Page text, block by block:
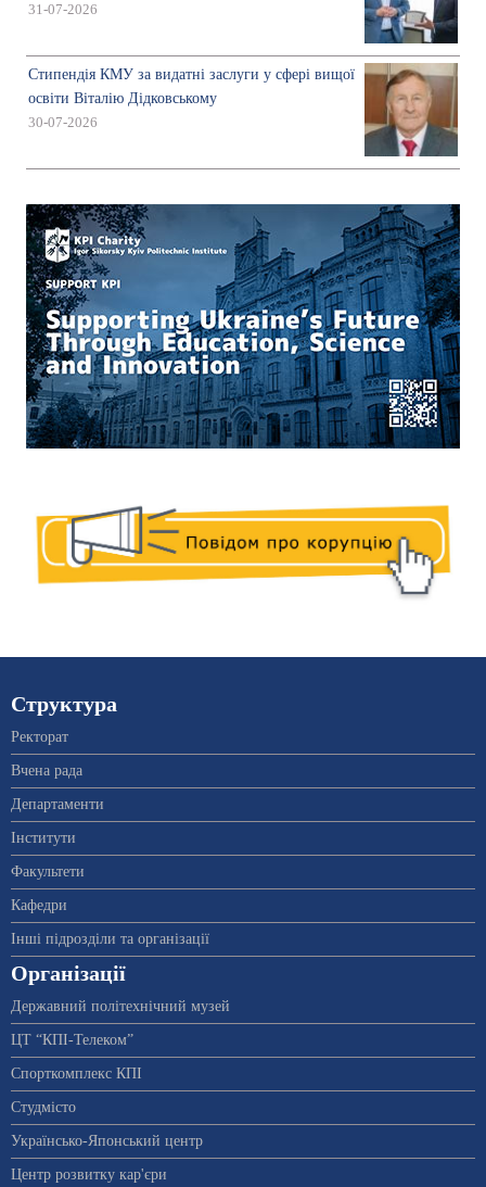
31-07-2026
Стипендія КМУ за видатні заслуги у сфері вищої
освіти Віталію Дідковському
30-07-2026
Структура
Ректорат
Вчена рада
Департаменти
Інститути
Факультети
Кафедри
Інші підрозділи та організації
Організації
Державний політехнічний музей
ЦТ “КПІ-Телеком”
Спорткомплекс КПІ
Студмісто
Українсько-Японський центр
Центр розвитку кар'єри